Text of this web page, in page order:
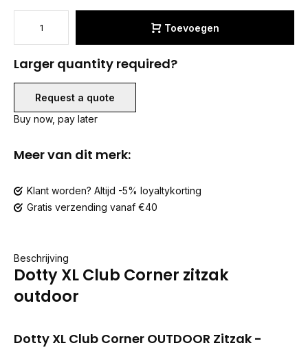
Toevoegen
Larger quantity required?
Request a quote
Buy now, pay later
Meer van dit merk:
Klant worden? Altijd -5% loyaltykorting
Gratis verzending vanaf €40
Beschrijving
Dotty XL Club Corner zitzak
outdoor
Dotty XL Club Corner OUTDOOR Zitzak -